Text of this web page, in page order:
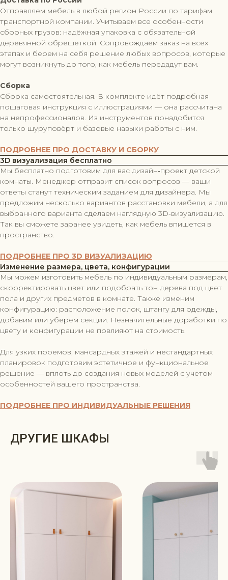
Отправляем мебель в любой регион России по тарифам
транспортной компании. Учитываем все особенности
сборных грузов: надёжная упаковка с обязательной
деревянной обрешёткой. Сопровождаем заказ на всех
этапах и берем на себя решение любых вопросов, которые
могут возникнуть до того, как мебель передадут вам.
Сборка
Сборка самостоятельная. В комплекте идёт подробная
пошаговая инструкция с иллюстрациями — она рассчитана
на непрофессионалов. Из инструментов понадобится
только шуруповёрт и базовые навыки работы с ним.
ПОДРОБНЕЕ ПРО ДОСТАВКУ И СБОРКУ
3D визуализация бесплатно
Мы бесплатно подготовим для вас дизайн‑проект детской
комнаты. Менеджер отправит список вопросов — ваши
ответы станут техническим заданием для дизайнера. Мы
предложим несколько вариантов расстановки мебели, а для
выбранного варианта сделаем наглядную 3D‑визуализацию.
Так вы сможете заранее увидеть, как мебель впишется в
пространство.
ПОДРОБНЕЕ ПРО 3D ВИЗУАЛИЗАЦИЮ
Изменение размера, цвета, конфигурации
Мы можем изготовить мебель по индивидуальным размерам,
скорректировать цвет или подобрать тон дерева под цвет
пола и других предметов в комнате. Также изменим
конфигурацию: расположение полок, штангу для одежды,
добавим или уберем секции. Незначительные доработки по
цвету и конфигурации не повлияют на стоимость.
Для узких проемов, мансардных этажей и нестандартных
планировок подготовим эстетичное и функциональное
решение — вплоть до создания новых моделей с учетом
особенностей вашего пространства.
ПОДРОБНЕЕ ПРО ИНДИВИДУАЛЬНЫЕ РЕШЕНИЯ
ДРУГИЕ ШКАФЫ